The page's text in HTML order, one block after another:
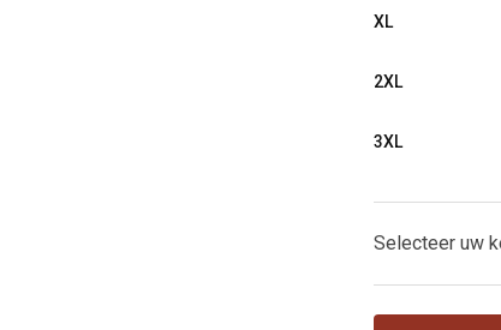
XL
2XL
3XL
Selecteer uw